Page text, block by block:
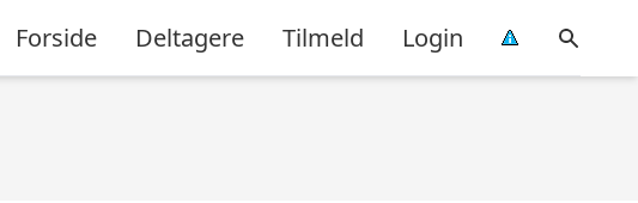
Forside Deltagere Tilmeld Login